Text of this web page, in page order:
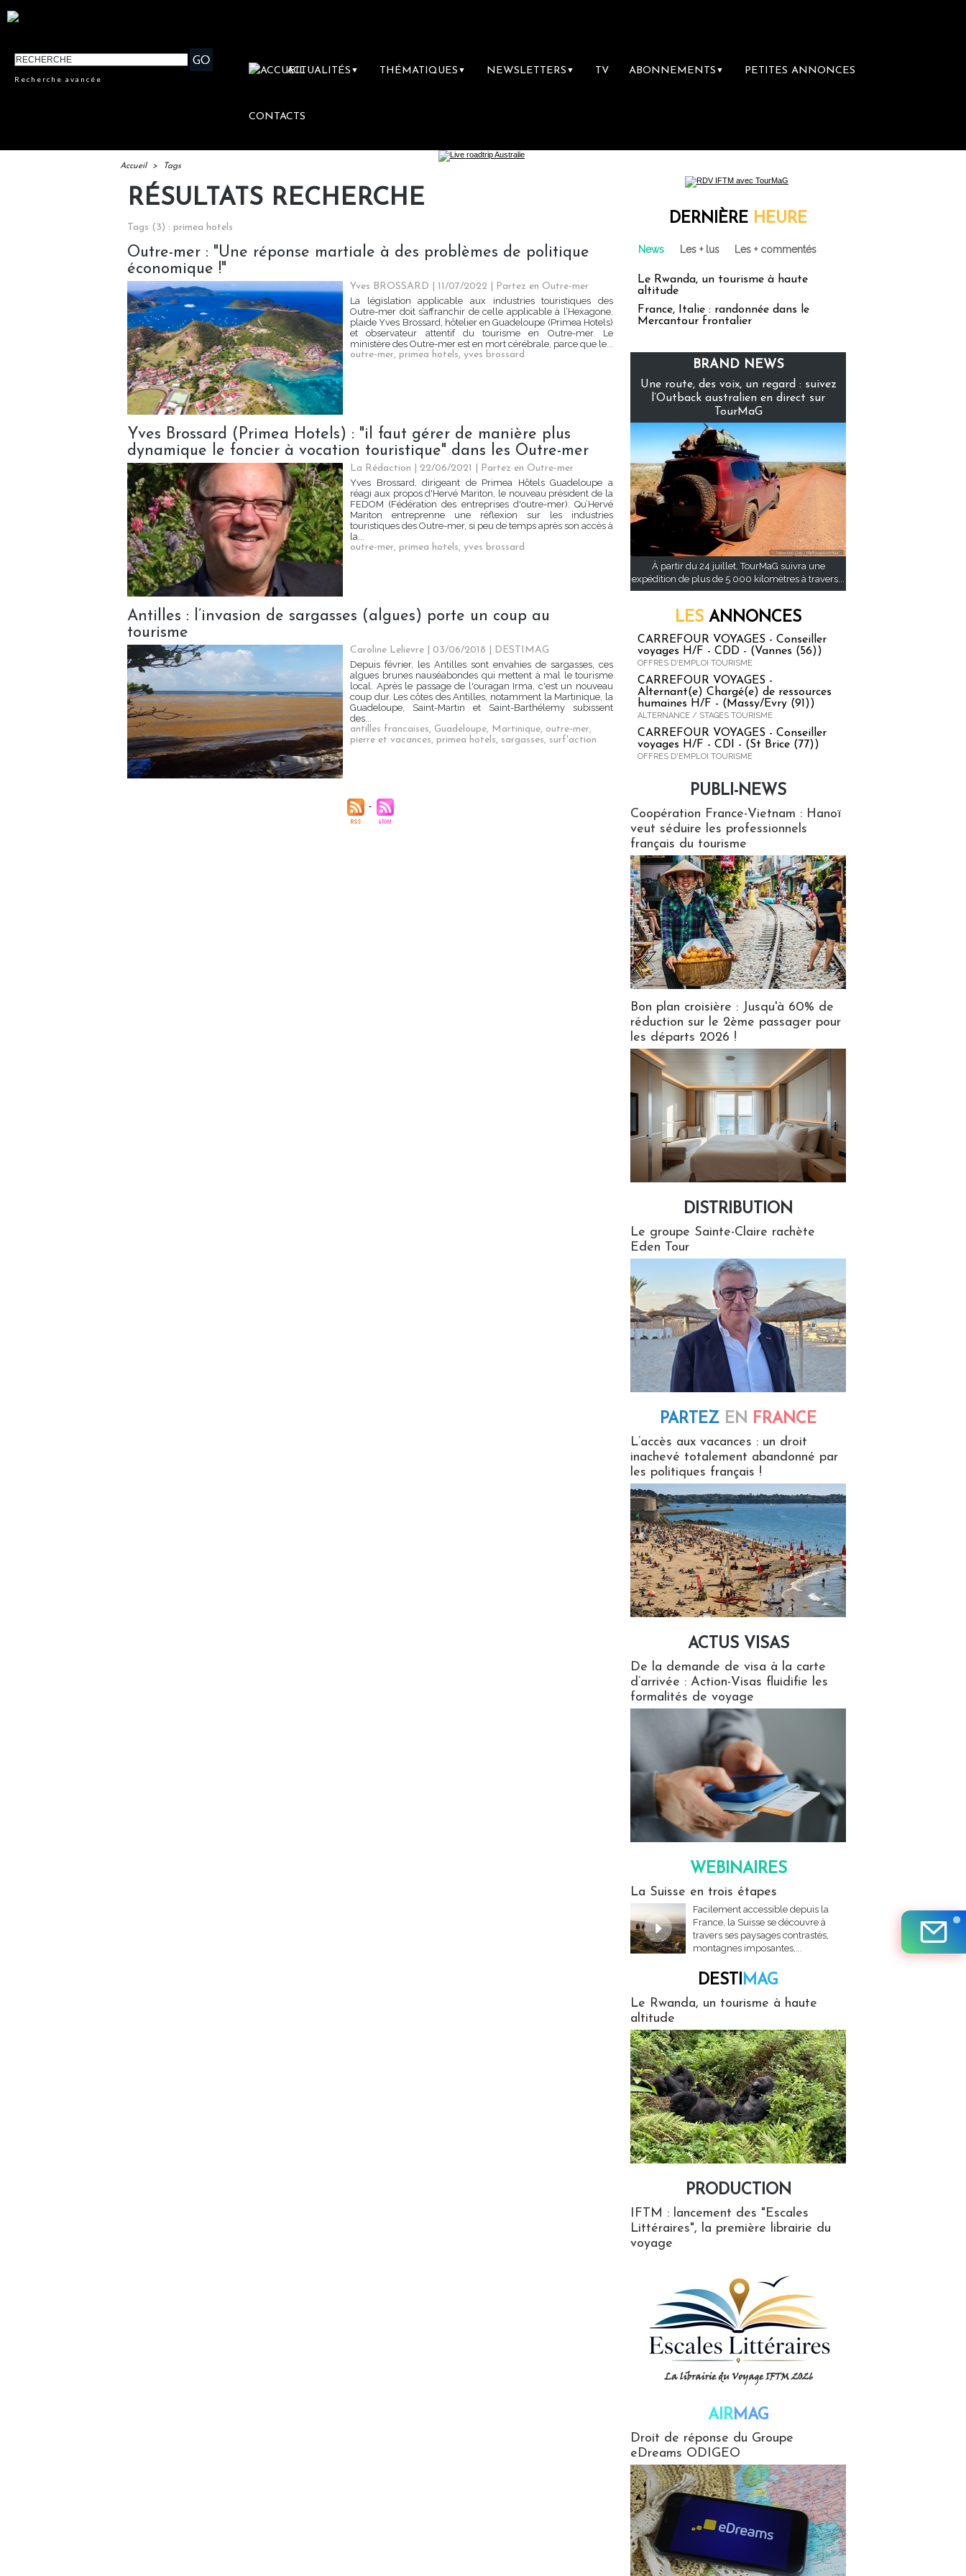
Recherche avancée
ACTUALITÉS ▼ THÉMATIQUES ▼ NEWSLETTERS ▼ TV ABONNEMENTS ▼ PETITES ANNONCES
CONTACTS
Accueil > Tags
RÉSULTATS RECHERCHE
Tags (3) : primea hotels
Outre-mer : "Une réponse martiale à des problèmes de politique
économique !"
Yves BROSSARD | 11/07/2022
Partez en Outre-mer
La législation applicable aux industries touristiques des
Outre-mer doit s’affranchir de celle applicable à l’Hexagone,
plaide Yves Brossard, hôtelier en Guadeloupe (Primea Hotels)
et observateur attentif du tourisme en Outre-mer. Le
ministère des Outre-mer est en mort cérébrale, parce que le...
outre-mer, primea hotels, yves brossard
Yves Brossard (Primea Hotels) : "il faut gérer de manière plus
dynamique le foncier à vocation touristique" dans les Outre-mer
La Rédaction | 22/06/2021
Partez en Outre-mer
Yves Brossard, dirigeant de Primea Hôtels Guadeloupe a
réagi aux propos d'Hervé Mariton, le nouveau président de la
FEDOM (Fédération des entreprises d'outre-mer). Qu’Hervé
Mariton entreprenne une réflexion sur les industries
touristiques des Outre-mer, si peu de temps après son accès à
la...
outre-mer, primea hotels, yves brossard
Antilles : l’invasion de sargasses (algues) porte un coup au
tourisme
Caroline Lelievre | 03/06/2018
DESTIMAG
Depuis février, les Antilles sont envahies de sargasses, ces
algues brunes nauséabondes qui mettent à mal le tourisme
local. Après le passage de l'ouragan Irma, c'est un nouveau
coup dur. Les côtes des Antilles, notamment la Martinique, la
Guadeloupe, Saint-Martin et Saint-Barthélemy subissent
des...
antilles francaises, Guadeloupe, Martinique, outre-mer,
pierre et vacances, primea hotels, sargasses, surf'action
DERNIÈRE HEURE
News Les + lus Les + commentés
Le Rwanda, un tourisme à haute
altitude
France, Italie : randonnée dans le
Mercantour frontalier
BRAND NEWS
Une route, des voix, un regard : suivez
l’Outback australien en direct sur
TourMaG
À partir du 24 juillet, TourMaG suivra une
expédition de plus de 5 000 kilomètres à travers...
LES ANNONCES
CARREFOUR VOYAGES - Conseiller
voyages H/F - CDD - (Vannes (56))
OFFRES D'EMPLOI TOURISME
CARREFOUR VOYAGES -
Alternant(e) Chargé(e) de ressources
humaines H/F - (Massy/Evry (91))
ALTERNANCE / STAGES TOURISME
CARREFOUR VOYAGES - Conseiller
voyages H/F - CDI - (St Brice (77))
OFFRES D'EMPLOI TOURISME
PUBLI-NEWS
Coopération France-Vietnam : Hanoï
veut séduire les professionnels
français du tourisme
Bon plan croisière : Jusqu'à 60% de
réduction sur le 2ème passager pour
les départs 2026 !
DISTRIBUTION
Le groupe Sainte-Claire rachète
Eden Tour
PARTEZ EN FRANCE
L’accès aux vacances : un droit
inachevé totalement abandonné par
les politiques français !
ACTUS VISAS
De la demande de visa à la carte
d’arrivée : Action-Visas fluidifie les
formalités de voyage
WEBINAIRES
La Suisse en trois étapes
Facilement accessible depuis la
France, la Suisse se découvre à
travers ses paysages contrastés,
montagnes imposantes,...
DESTIMAG
Le Rwanda, un tourisme à haute
altitude
PRODUCTION
IFTM : lancement des "Escales
Littéraires", la première librairie du
voyage
AIRMAG
Droit de réponse du Groupe
eDreams ODIGEO